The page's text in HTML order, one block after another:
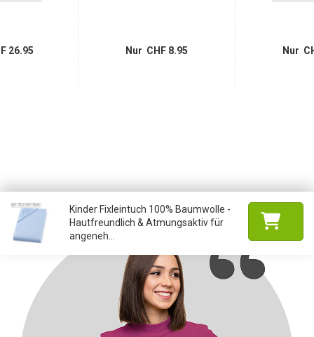
26.95 Nur CHF 8.95 Nur
Kinder Fixleintuch 100% Baumwolle -
Hautfreundlich & Atmungsaktiv für
angeneh...